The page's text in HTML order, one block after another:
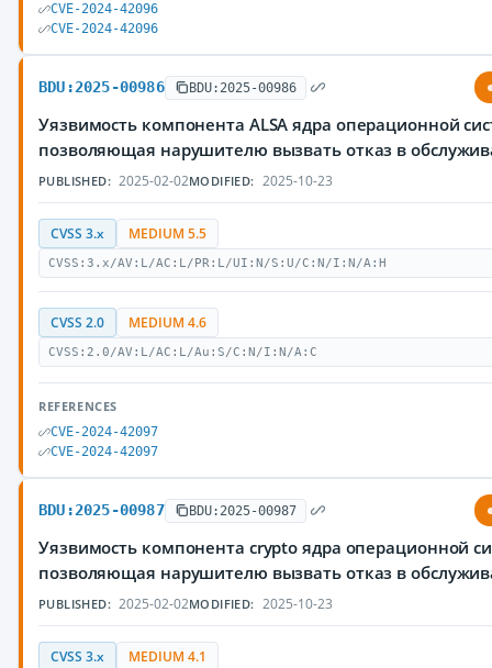
CVE-2024-42096
CVE-2024-42096
BDU:2025-00986 BDU:2025-00986
Уязвимость компонента ALSA ядра операционной
позволяющая нарушителю вызвать отказ в
PUBLISHED: 2025-02-02MODIFIED: 2025-10-23
CVSS 3.x MEDIUM 5.5
CVSS:3.x/AV:L/AC:L/PR:L/UI:N/S:U/C:N/I:N/A:H
CVSS 2.0 MEDIUM 4.6
CVSS:2.0/AV:L/AC:L/Au:S/C:N/I:N/A:C
REFERENCES
CVE-2024-42097
CVE-2024-42097
BDU:2025-00987 BDU:2025-00987
Уязвимость компонента crypto ядра операционной
позволяющая нарушителю вызвать отказ в
PUBLISHED: 2025-02-02MODIFIED: 2025-10-23
CVSS 3.x MEDIUM 4.1